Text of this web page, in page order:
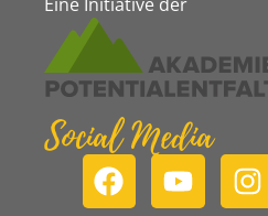
Social Media